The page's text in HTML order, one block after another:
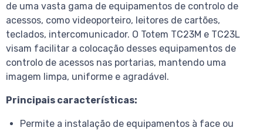
de uma vasta gama de equipamentos de controlo de
acessos, como videoporteiro, leitores de cartões,
teclados, intercomunicador. O Totem TC23M e TC23L
visam facilitar a colocação desses equipamentos de
controlo de acessos nas portarias, mantendo uma
imagem limpa, uniforme e agradável.
Principais características:
Permite a instalação de equipamentos à face ou